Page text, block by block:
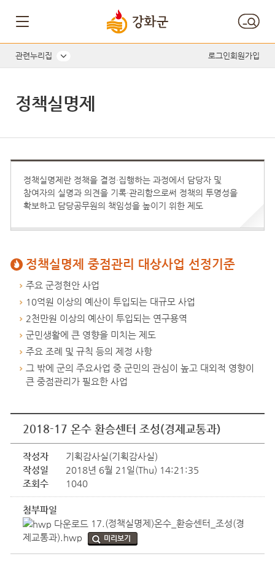
관련누리집 로그인회원가입
정책실명제
정책실명제란 정책을 결정·집행하는 과정에서 담당자 및
참여자의 실명과 의견을 기록·관리함으로써 정책의 투명성을
확보하고 담당공무원의 책임성을 높이기 위한 제도
정책실명제 중점관리 대상사업 선정기준
주요 군정현안 사업
10억원 이상의 예산이 투입되는 대규모 사업
2천만원 이상의 예산이 투입되는 연구용역
군민생활에 큰 영향을 미치는 제도
주요 조례 및 규칙 등의 제정 사항
그 밖에 군의 주요사업 중 군민의 관심이 높고 대외적 영향이
큰 중점관리가 필요한 사업
2018-17 온수 환승센터 조성(경제교통과)
작성자
기획감사실(기획감사실)
작성일
2018년 6월 21일(Thu) 14:21:35
조회수
1040
첨부파일
17.(정책실명제)온수_환승센터_조성(경
제교통과).hwp
미리보기